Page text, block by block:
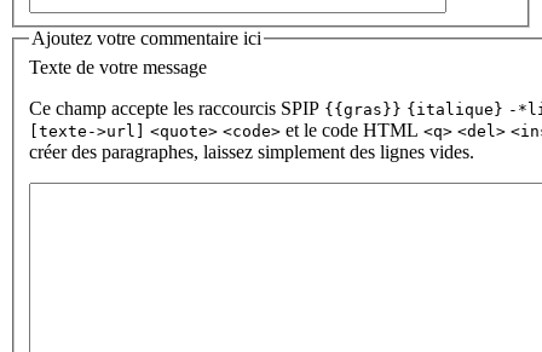
Ajoutez votre commentaire ici
Texte de votre message
Ce champ accepte les raccourcis SPIP {{gras}} {italique} -
[texte->url] <quote> <code> et le code HTML <q> <del>
créer des paragraphes, laissez simplement des lignes vides.